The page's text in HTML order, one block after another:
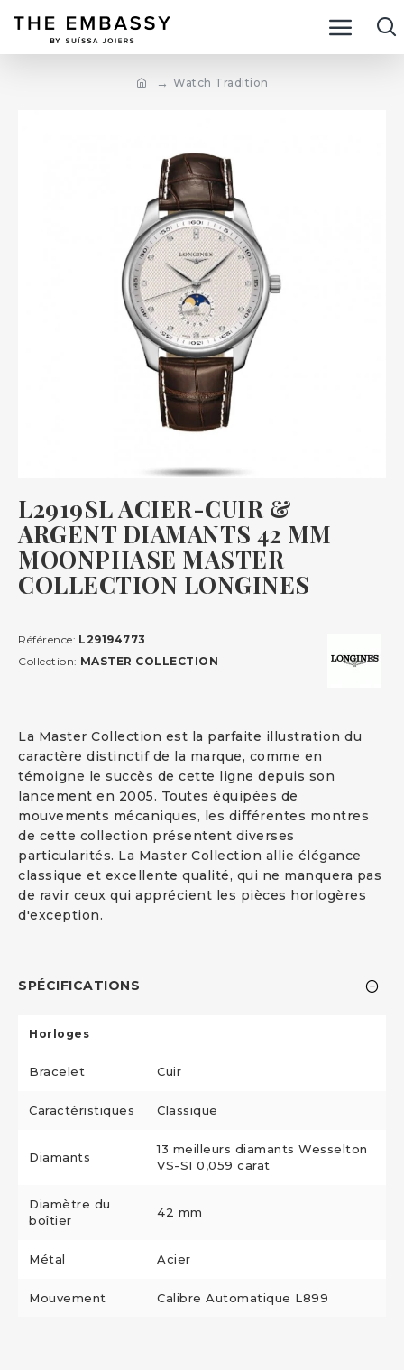
Watch Tradition
L2919SL ACIER-CUIR &
ARGENT DIAMANTS 42 MM
MOONPHASE MASTER
COLLECTION LONGINES
La Master Collection est la parfaite illustration du
caractère distinctif de la marque, comme en
témoigne le succès de cette ligne depuis son
lancement en 2005. Toutes équipées de
mouvements mécaniques, les différentes montres
de cette collection présentent diverses
particularités. La Master Collection allie élégance
classique et excellente qualité, qui ne manquera pas
de ravir ceux qui apprécient les pièces horlogères
d'exception.
SPÉCIFICATIONS
Horloges
Bracelet Cuir
Caractéristiques Classique
Diamants
13 meilleurs diamants Wesselton
VS-SI 0,059 carat
Diamètre du
boîtier
42 mm
Métal Acier
Mouvement Calibre Automatique L899
Référence: L29194773
Collection: MASTER COLLECTION